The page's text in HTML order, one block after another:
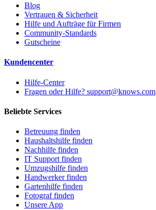
Blog
Vertrauen & Sicherheit
Hilfe und Aufträge für Firmen
Community-Standards
Gutscheine
Kundencenter
Hilfe-Center
Fragen oder Hilfe? support@knows.com
Beliebte Services
Betreuung finden
Haushaltshilfe finden
Nachhilfe finden
IT Support finden
Umzugshilfe finden
Handwerker finden
Gartenhilfe finden
Fotograf finden
Unsere App